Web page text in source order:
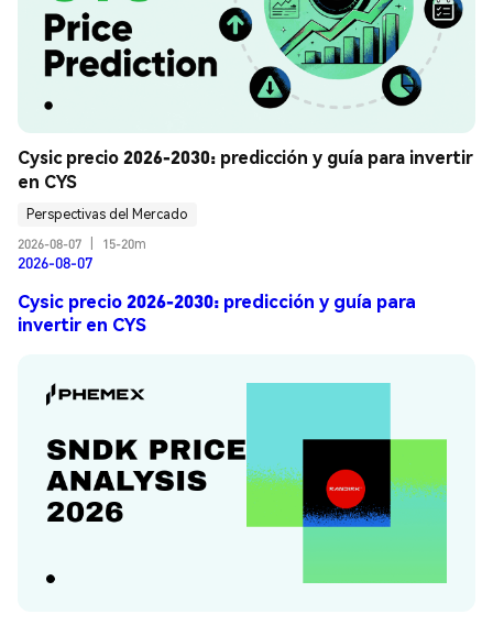
Cysic precio 2026-2030: predicción y guía para invertir
en CYS
Perspectivas del Mercado
2026-08-07
15-20m
2026-08-07
Cysic precio 2026-2030: predicción y guía para
invertir en CYS